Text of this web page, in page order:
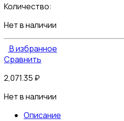
Количество:
Нет в наличии
В избранное
Сравнить
2,071.35 ₽
Нет в наличии
Описание